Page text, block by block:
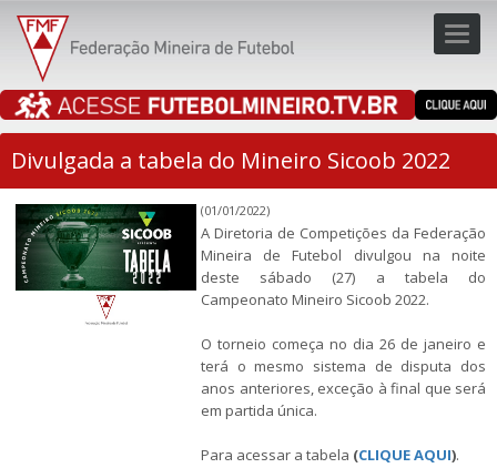
Divulgada a tabela do Mineiro Sicoob 2022
(01/01/2022)
A Diretoria de Competições da Federação
Mineira de Futebol divulgou na noite
deste sábado (27) a tabela do
Campeonato Mineiro Sicoob 2022.
O torneio começa no dia 26 de janeiro e
terá o mesmo sistema de disputa dos
anos anteriores, exceção à final que será
em partida única.
Para acessar a tabela (CLIQUE AQUI).